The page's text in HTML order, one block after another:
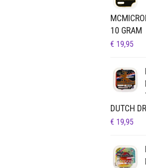
10 GRAM
€ 19,95
DUTCH
€ 19,95